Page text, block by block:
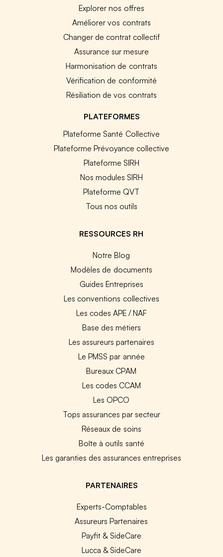
Explorer nos offres
Améliorer vos contrats
Changer de contrat collectif
Assurance sur mesure
Harmonisation de contrats
Vérification de conformité
Résiliation de vos contrats
PLATEFORMES
Plateforme Santé Collective
Plateforme Prévoyance collective
Plateforme SIRH
Nos modules SIRH
Plateforme QVT
Tous nos outils
RESSOURCES RH
Notre Blog
Modèles de documents
Guides Entreprises
Les conventions collectives
Les codes APE / NAF
Base des métiers
Les assureurs partenaires
Le PMSS par année
Bureaux CPAM
Les codes CCAM
Les OPCO
Tops assurances par secteur
Réseaux de soins
Boîte à outils santé
Les garanties des assurances entreprises
PARTENAIRES
Experts-Comptables
Assureurs Partenaires
Payfit & SideCare
Lucca & SideCare